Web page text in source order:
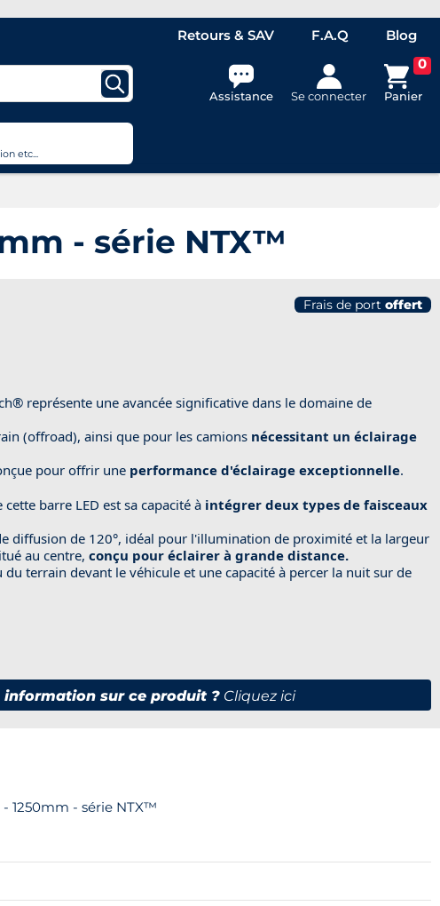
Retours & SAV F.A.Q Blog
Assistance Se connecter
0
Panier
etc...
- série NTX™
Frais de port offert
représente une avancée significative dans le domaine de
(offroad), ainsi que pour les camions nécessitant un éclairage
pour offrir une performance d'éclairage exceptionnelle.
barre LED est sa capacité àintégrer deux types de faisceaux
diffusion de 120°, idéal pour l'illumination de proximité et la largeur
au centre, conçu pour éclairer à grande distance.
terrain devant le véhicule et une capacité à percer la nuit sur de
information sur ce produit ? Cliquez ici
1250mm - série NTX™